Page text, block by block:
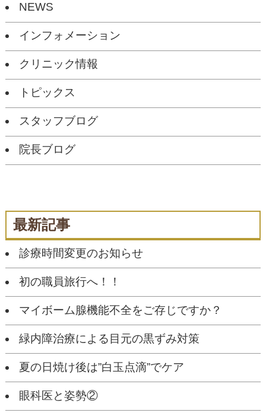
NEWS
インフォメーション
クリニック情報
トピックス
スタッフブログ
院長ブログ
最新記事
診療時間変更のお知らせ
初の職員旅行へ！！
マイボーム腺機能不全をご存じですか？
緑内障治療による目元の黒ずみ対策
夏の日焼け後は”白玉点滴”でケア
眼科医と姿勢②